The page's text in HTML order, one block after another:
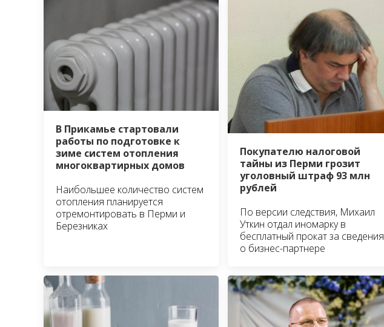
В Прикамье стартовали
работы по подготовке к
зиме систем отопления
многоквартирных домов
Наибольшее количество систем
отопления планируется
отремонтировать в Перми и
Березниках
Покупателю налоговой
тайны из Перми грозит
уголовный штраф 93 млн
рублей
По версии следствия, Михаил
Уткин отдал иномарку в
бесплатный прокат за сведения
о бизнес-партнере